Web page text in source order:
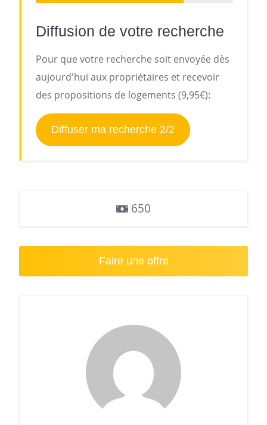
Diffusion de votre recherche
Pour que votre recherche soit envoyée dès
aujourd'hui aux propriétaires et recevoir
des propositions de logements (9,95€):
Diffuser ma recherche 2/2
650
Faire une offre